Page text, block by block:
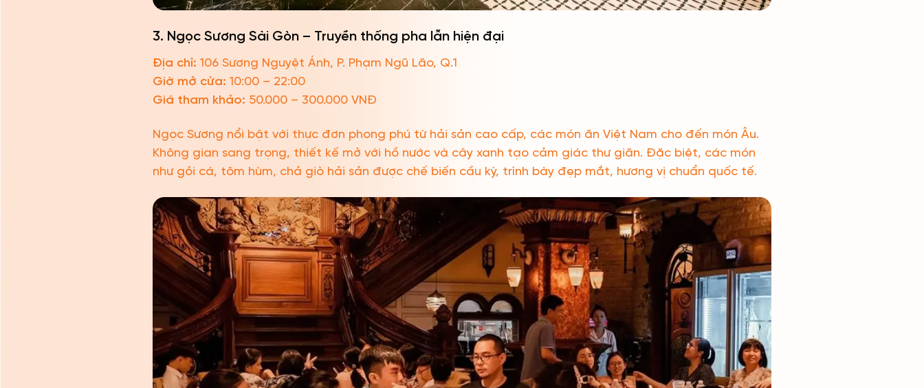
3. Ngọc Sương Sài Gòn – Truyền thống pha lẫn hiện đại
Địa chỉ: 106 Sương Nguyệt Ánh, P. Phạm Ngũ Lão, Q.1
Giờ mở cửa: 10:00 – 22:00
Giá tham khảo: 50.000 – 300.000 VNĐ
Ngọc Sương nổi bật với thực đơn phong phú từ hải sản cao cấp, các món ăn Việt Nam cho đến món Âu.
Không gian sang trọng, thiết kế mở với hồ nước và cây xanh tạo cảm giác thư giãn. Đặc biệt, các món
như gỏi cá, tôm hùm, chả giò hải sản được chế biến cầu kỳ, trình bày đẹp mắt, hương vị chuẩn quốc tế.